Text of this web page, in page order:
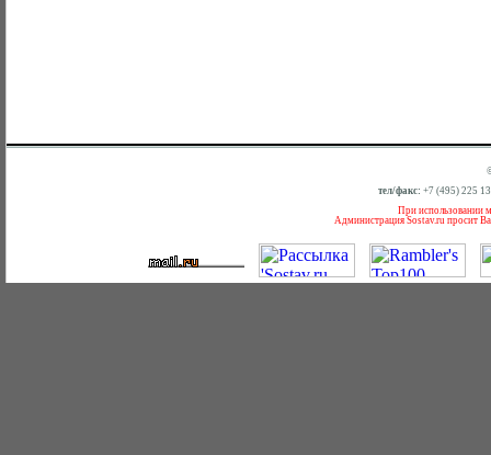
тел/факс: +7 (495) 225
При использовании
Администрация Sostav.ru просит